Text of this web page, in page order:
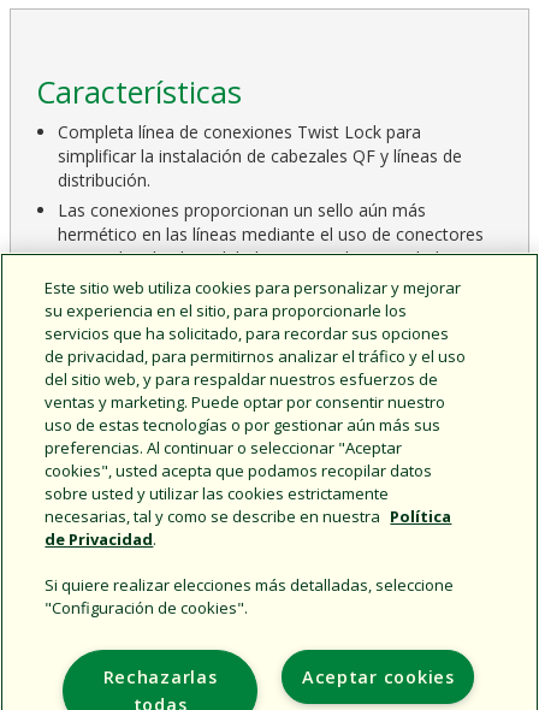
Características
Completa línea de conexiones Twist Lock para
simplificar la instalación de cabezales QF y líneas de
distribución.
Las conexiones proporcionan un sello aún más
hermético en las líneas mediante el uso de conectores
arponados de alta calidad y tuercas de seguridad.
El exclusivo diseño de conector arponado reduce la
fuerza de inserción y mantiene un ajuste seguro.
CAD & Documents Product Home
Support
Empresa
Este sitio web utiliza cookies para personalizar y mejorar
su experiencia en el sitio, para proporcionarle los
servicios que ha solicitado, para recordar sus opciones
de privacidad, para permitirnos analizar el tráfico y el uso
del sitio web, y para respaldar nuestros esfuerzos de
ventas y marketing. Puede optar por consentir nuestro
uso de estas tecnologías o por gestionar aún más sus
preferencias. Al continuar o seleccionar "Aceptar
cookies", usted acepta que podamos recopilar datos
sobre usted y utilizar las cookies estrictamente
necesarias, tal y como se describe en nuestra Política
de Privacidad.
Si quiere realizar elecciones más detalladas, seleccione
"Configuración de cookies".
Aceptar cookies
Rechazarlas
todas